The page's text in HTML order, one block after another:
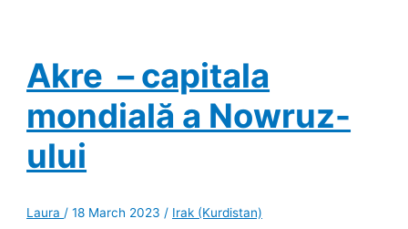
Akre – capitala
mondială a Nowruz-
ului
Laura /18 March 2023 / Irak (Kurdistan)